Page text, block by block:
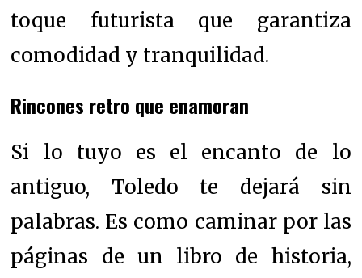
toque futurista que garantiza
comodidad y tranquilidad.
Rincones retro que enamoran
Si lo tuyo es el encanto de lo
antiguo, Toledo te dejará sin
palabras. Es como caminar por las
páginas de un libro de historia,